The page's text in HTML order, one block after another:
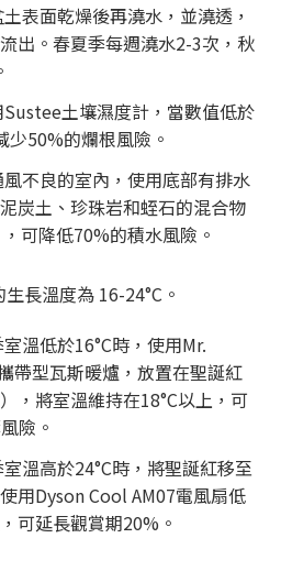
表面乾燥後再澆水，並澆透，
出。春夏季每週澆水2-3次，秋
土壤濕度計，當數值低於
少50%的爛根風險。
不良的室內，使用底部有排水
炭土、珍珠岩和蛭石的混合物
，可降低70%的積水風險。
長溫度為 16-24°C。
溫低於16°C時，使用Mr.
帶型瓦斯暖爐，放置在聖誕紅
，將室溫維持在18°C以上，可
險。
溫高於24°C時，將聖誕紅移至
用Dyson Cool AM07電風扇低
可延長觀賞期20%。